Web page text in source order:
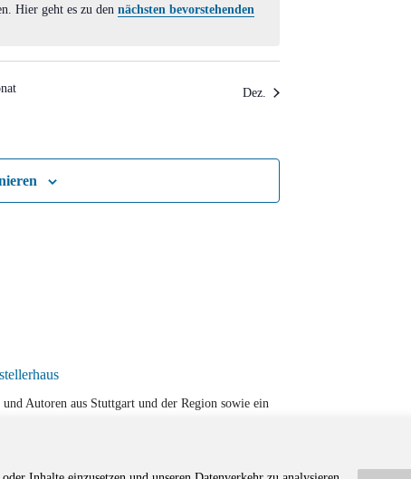
Hier geht es zu den nächsten bevorstehenden
Dez.
Autoren aus Stuttgart und der Region sowie ein